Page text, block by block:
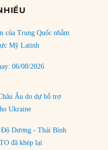
bối chấn động vòng
của Trung Quốc nhằm
Mỹ Latinh
06/08/2026
Âu do dự hỗ trợ
Ukraine
Dương - Thái Bình
đã khép lại